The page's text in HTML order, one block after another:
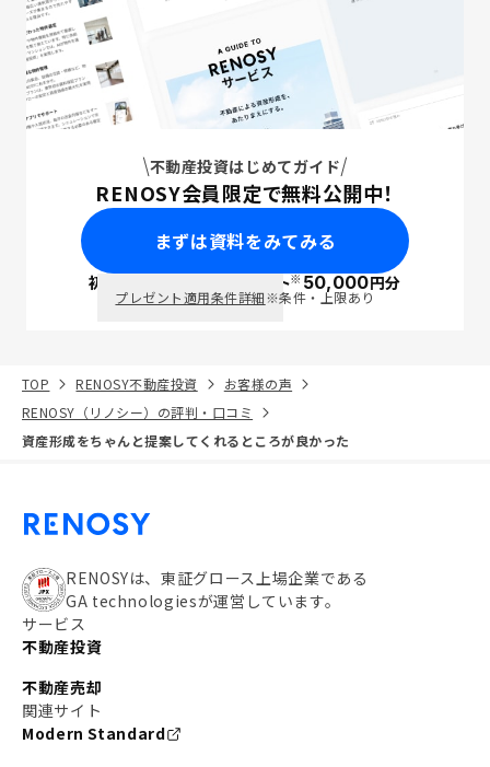
不動産投資はじめてガイド
RENOSY会員限定で無料公開中！
まずは資料をみてみる
初回面談で ポイント※50,000円分
プレゼント適用条件詳細※条件・上限あり
TOP RENOSY不動産投資
お客様の声
RENOSY（リノシー）の評判・口コミ
資産形成をちゃんと提案してくれるところが良かった
RENOSYは、東証グロース上場企業である
GA technologiesが運営しています。
サービス
不動産投資
不動産売却
関連サイト
Modern Standard